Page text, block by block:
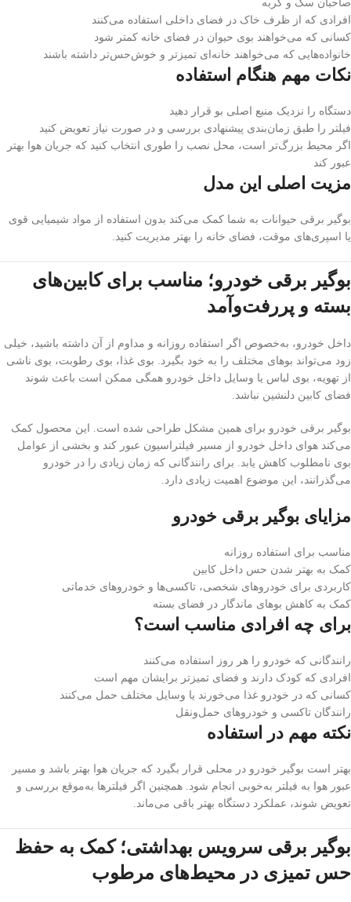
صاحبان سگ و گربه
افرادی که از ظرف خاک در فضای داخلی استفاده می‌کنند
کسانی که می‌خواهند بوی حیوان در فضای خانه کمتر شود
خانواده‌هایی که می‌خواهند خانه‌ای تمیزتر و خوش‌حس‌تر داشته باشند
نکات مهم هنگام استفاده
دستگاه را نزدیک منبع اصلی بو قرار دهید
فیلتر را طبق زمان‌بندی پیشنهادی بررسی و در صورت نیاز تعویض کنید
اگر محیط بزرگ‌تر است، محل نصب را طوری انتخاب کنید که جریان هوا بهتر
عبور کند
مزیت اصلی این مدل
بوگیر برقی حیوانات به شما کمک می‌کند بدون استفاده از مواد شیمیایی قوی
یا اسپری‌های موقت، فضای خانه را بهتر مدیریت کنید.
بوگیر برقی خودرو؛ مناسب برای کابین‌های
بسته و پررفت‌وآمد
داخل خودرو، به‌خصوص اگر استفاده روزانه و مداوم از آن داشته باشید، خیلی
زود می‌تواند بوهای مختلف را به خود بگیرد. بوی غذا، بوی رطوبت، بوی ناشی
از تهویه، بوی لباس یا وسایل داخل خودرو همگی ممکن است باعث شوند
فضای کابین دلنشین نباشد.
بوگیر برقی خودرو برای همین مشکل طراحی شده است. این محصول کمک
می‌کند هوای داخل خودرو از مسیر فیلتراسیون عبور کند و بخشی از عوامل
بوی نامطلوب کاهش یابد. برای رانندگانی که زمان زیادی را در خودرو
می‌گذرانند، این موضوع اهمیت زیادی دارد.
مزایای بوگیر برقی خودرو
مناسب برای استفاده روزانه
کمک به بهتر شدن حس داخل کابین
کاربردی برای خودروهای شخصی، تاکسی‌ها و خودروهای خدماتی
کمک به کاهش بوهای ماندگار در فضای بسته
برای چه افرادی مناسب است؟
رانندگانی که خودرو را هر روز استفاده می‌کنند
افرادی که کودک دارند و فضای تمیزتر برایشان مهم است
کسانی که در خودرو غذا می‌خورند یا وسایل مختلف حمل می‌کنند
رانندگان تاکسی و خودروهای حمل‌ونقل
نکته مهم در استفاده
بهتر است بوگیر خودرو در محلی قرار بگیرد که جریان هوا بهتر باشد و مسیر
عبور هوا به فیلتر به‌خوبی انجام شود. همچنین اگر فیلترها به‌موقع بررسی و
تعویض شوند، عملکرد دستگاه بهتر باقی می‌ماند.
بوگیر برقی سرویس بهداشتی؛ کمک به حفظ
حس تمیزی در محیط‌های مرطوب